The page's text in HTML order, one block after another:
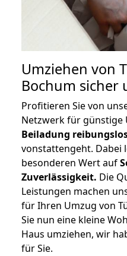
Umziehen von
Bochum sicher
Profitieren Sie von
Netzwerk für günstige
Beiladung
vonstattengeht. Dabei
besonderen Wert auf
Zuverlässigkeit. Die
Leistungen machen
für Ihren Umzug von
Sie nun eine kleine
Haus umziehen, wir
für Sie.